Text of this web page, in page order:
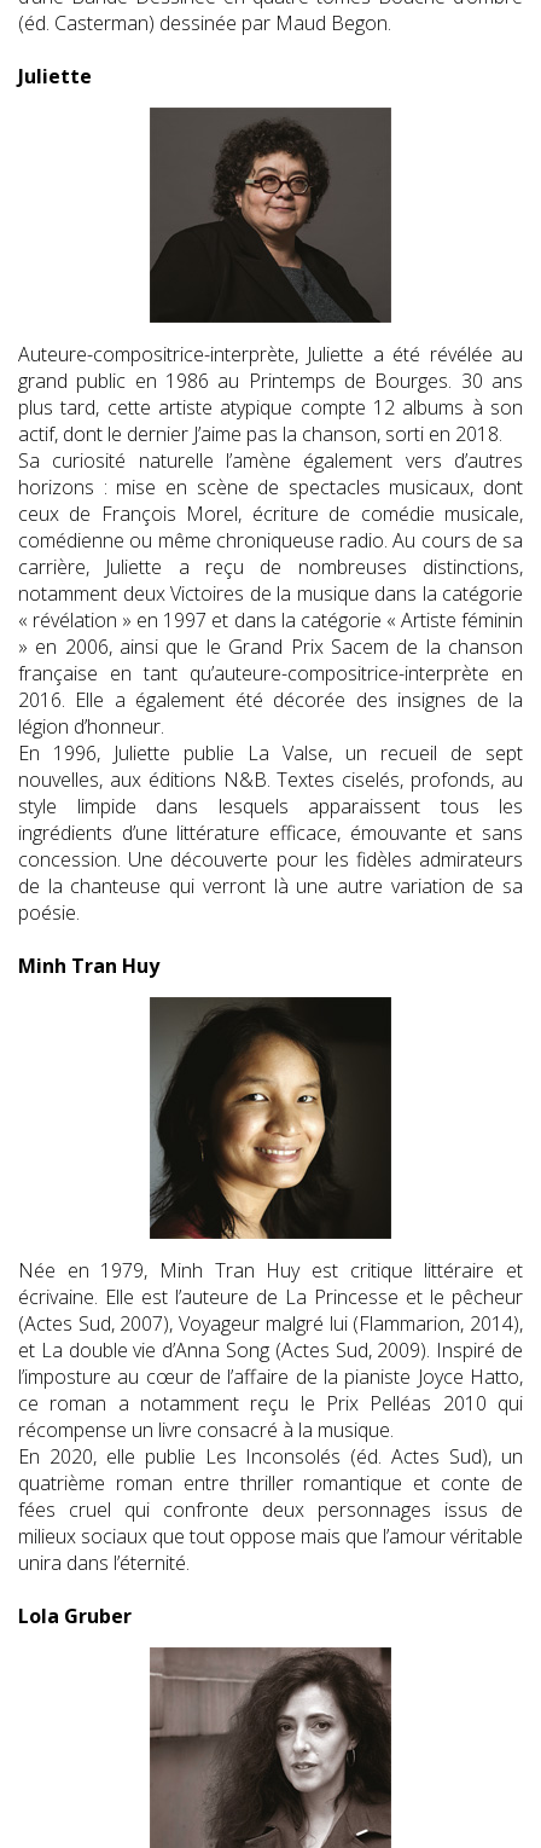
(éd. Casterman) dessinée par Maud Begon.
Juliette
Auteure-compositrice-interprète, Juliette a été révélée au
grand public en 1986 au Printemps de Bourges. 30 ans
plus tard, cette artiste atypique compte 12 albums à son
actif, dont le dernier J’aime pas la chanson, sorti en 2018.
Sa curiosité naturelle l’amène également vers d’autres
horizons : mise en scène de spectacles musicaux, dont
ceux de François Morel, écriture de comédie musicale,
comédienne ou même chroniqueuse radio. Au cours de sa
carrière, Juliette a reçu de nombreuses distinctions,
notamment deux Victoires de la musique dans la catégorie
« révélation » en 1997 et dans la catégorie « Artiste féminin
» en 2006, ainsi que le Grand Prix Sacem de la chanson
française en tant qu’auteure-compositrice-interprète en
2016. Elle a également été décorée des insignes de la
légion d’honneur.
En 1996, Juliette publie La Valse, un recueil de sept
nouvelles, aux éditions N&B. Textes ciselés, profonds, au
style limpide dans lesquels apparaissent tous les
ingrédients d’une littérature efficace, émouvante et sans
concession. Une découverte pour les fidèles admirateurs
de la chanteuse qui verront là une autre variation de sa
poésie.
Minh Tran Huy
Née en 1979, Minh Tran Huy est critique littéraire et
écrivaine. Elle est l’auteure de La Princesse et le pêcheur
(Actes Sud, 2007), Voyageur malgré lui (Flammarion, 2014),
et La double vie d’Anna Song (Actes Sud, 2009). Inspiré de
l’imposture au cœur de l’affaire de la pianiste Joyce Hatto,
ce roman a notamment reçu le Prix Pelléas 2010 qui
récompense un livre consacré à la musique.
En 2020, elle publie Les Inconsolés (éd. Actes Sud), un
quatrième roman entre thriller romantique et conte de
fées cruel qui confronte deux personnages issus de
milieux sociaux que tout oppose mais que l’amour véritable
unira dans l’éternité.
Lola Gruber